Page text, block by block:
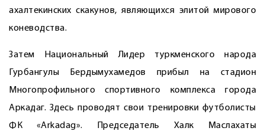
ахалтекинских скакунов, являющихся элитой мирового
коневодства.
Затем Национальный Лидер туркменского народа
Гурбангулы Бердымухамедов прибыл на стадион
Многопрофильного спортивного комплекса города
Аркадаг. Здесь проводят свои тренировки футболисты
ФК «Arkadag». Председатель Халк Маслахаты